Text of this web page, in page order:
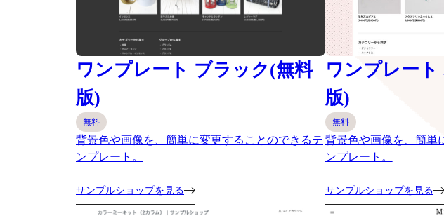
ワンプレート ブラック(無料
版)
無料
背景色や画像を、簡単に変更することのできるテ
ンプレート。
サンプルショップを見る
ワンプレー
版)
無料
背景色や画像を、簡単
ンプレート。
サンプルショップを見る